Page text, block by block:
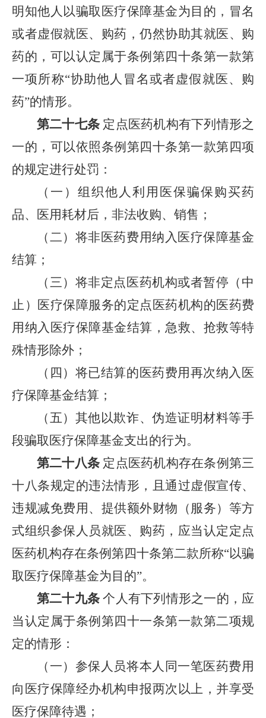
明知他人以骗取医疗保障基金为目的，冒名
或者虚假就医、购药，仍然协助其就医、购
药的，可以认定属于条例第四十条第一款第
一项所称“协助他人冒名或者虚假就医、购
药”的情形。
第二十七条 定点医药机构有下列情形之
一的，可以依照条例第四十条第一款第四项
的规定进行处罚：
（一）组织他人利用医保骗保购买药
品、医用耗材后，非法收购、销售；
（二）将非医药费用纳入医疗保障基金
结算；
（三）将非定点医药机构或者暂停（中
止）医疗保障服务的定点医药机构的医药费
用纳入医疗保障基金结算，急救、抢救等特
殊情形除外；
（四）将已结算的医药费用再次纳入医
疗保障基金结算；
（五）其他以欺诈、伪造证明材料等手
段骗取医疗保障基金支出的行为。
第二十八条 定点医药机构存在条例第三
十八条规定的违法情形，且通过虚假宣传、
违规减免费用、提供额外财物（服务）等方
式组织参保人员就医、购药，应当认定定点
医药机构存在条例第四十条第二款所称“以骗
取医疗保障基金为目的”。
第二十九条 个人有下列情形之一的，应
当认定属于条例第四十一条第一款第二项规
定的情形：
（一）参保人员将本人同一笔医药费用
向医疗保障经办机构申报两次以上，并享受
医疗保障待遇；